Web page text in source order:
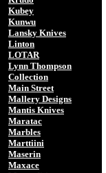
Kubey
Kunwu
Lansky Knives
Linton
LOTAR
Lynn Thompson
Collection
Main Street
Mallery Designs
Mantis Knives
Maratac
Marbles
Marttiini
Maserin
Maxace